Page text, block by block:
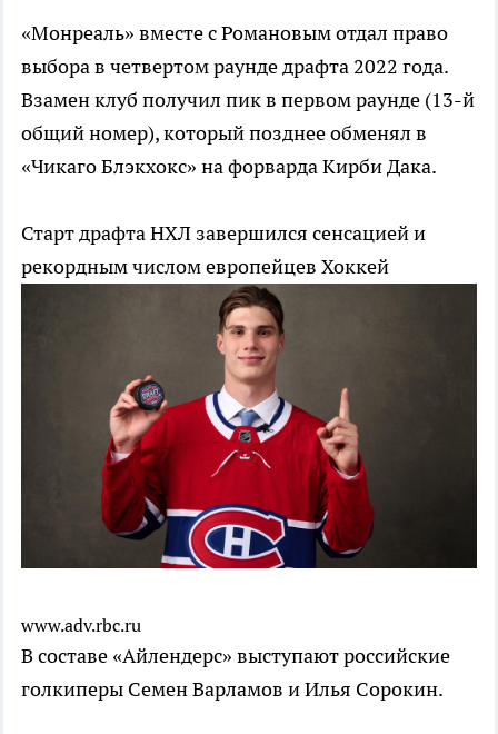
«Монреаль» вместе с Романовым отдал право
выбора в четвертом раунде драфта 2022 года.
Взамен клуб получил пик в первом раунде (13-й
общий номер), который позднее обменял в
«Чикаго Блэкхокс» на форварда Кирби Дака.
Старт драфта НХЛ завершился сенсацией и
рекордным числом европейцев Хоккей
www.adv.rbc.ru
В составе «Айлендерс» выступают российские
голкиперы Семен Варламов и Илья Сорокин.